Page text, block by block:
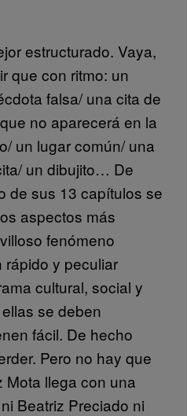
estructurado. Vaya,
que con ritmo: un
falsa/ una cita de
no aparecerá en la
un lugar común/ una
un dibujito… De
de sus 13 capítulos se
aspectos más
fenómeno
rápido y peculiar
cultural, social y
se deben
fácil. De hecho
Pero no hay que
Mota llega con una
Beatriz Preciado ni